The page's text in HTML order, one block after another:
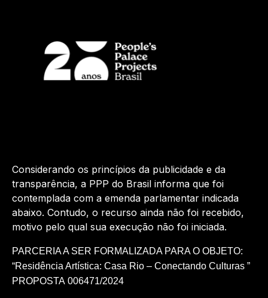
Considerando os princípios da publicidade e da
transparência, a PPP do Brasil informa que foi
contemplada com a emenda parlamentar indicada
abaixo. Contudo, o recurso ainda não foi recebido,
motivo pelo qual sua execução não foi iniciada.
PARCERIA A SER FORMALIZADA PARA O OBJETO:
“Residência Artística: Casa Rio – Conectando Culturas ”
PROPOSTA 006471/2024